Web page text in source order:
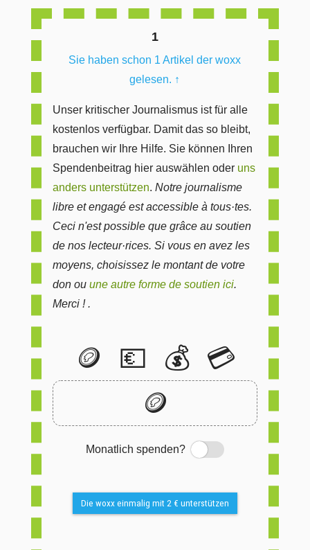
1
Sie haben schon 1 Artikel der woxx
gelesen. ↑
Unser kritischer Journalismus ist für alle
kostenlos verfügbar. Damit das so bleibt,
brauchen wir Ihre Hilfe. Sie können Ihren
Spendenbeitrag hier auswählen oder uns
anders unterstützen. Notre journalisme
libre et engagé est accessible à tous·tes.
Ceci n'est possible que grâce au soutien
de nos lecteur·rices. Si vous en avez les
moyens, choisissez le montant de votre
don ou une autre forme de soutien ici.
Merci ! .
🪙 💶 💰 💳
🪙
Monatlich spenden?
Switch
Die woxx einmalig mit 2 € unterstützen